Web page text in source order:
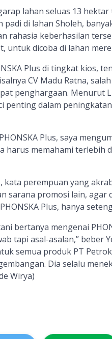
lahan seluas 13
padi di lahan Sholeh,
rahasia keberhasilan
untuk dicoba di lahan
Plus di tingkat kios,
CV Madu Ratna,
penghargaan. Menurut
penting dalam
Plus, saya
harus memahami terlebih
kata perempuan yang
sarana promosi lain, agar
Plus, hanya
bertanya mengenai
tapi asal-asalan,” beber
semua produk PT
Dia selalu
Wirya)